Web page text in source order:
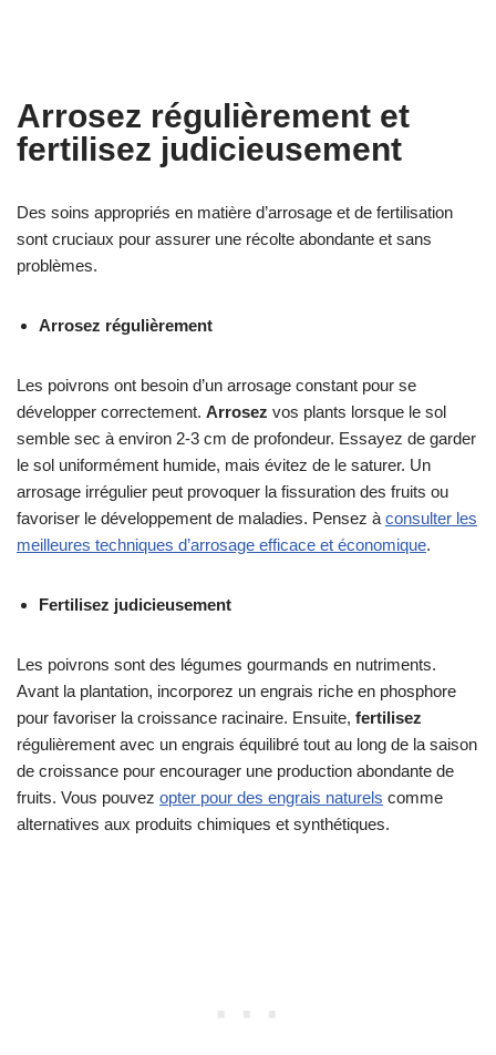
Arrosez régulièrement et
fertilisez judicieusement
Des soins appropriés en matière d’arrosage et de fertilisation
sont cruciaux pour assurer une récolte abondante et sans
problèmes.
Arrosez régulièrement
Les poivrons ont besoin d’un arrosage constant pour se
développer correctement. Arrosez vos plants lorsque le sol
semble sec à environ 2-3 cm de profondeur. Essayez de garder
le sol uniformément humide, mais évitez de le saturer. Un
arrosage irrégulier peut provoquer la fissuration des fruits ou
favoriser le développement de maladies. Pensez à consulter les
meilleures techniques d’arrosage efficace et économique.
Fertilisez judicieusement
Les poivrons sont des légumes gourmands en nutriments.
Avant la plantation, incorporez un engrais riche en phosphore
pour favoriser la croissance racinaire. Ensuite, fertilisez
régulièrement avec un engrais équilibré tout au long de la saison
de croissance pour encourager une production abondante de
fruits. Vous pouvez opter pour des engrais naturels comme
alternatives aux produits chimiques et synthétiques.